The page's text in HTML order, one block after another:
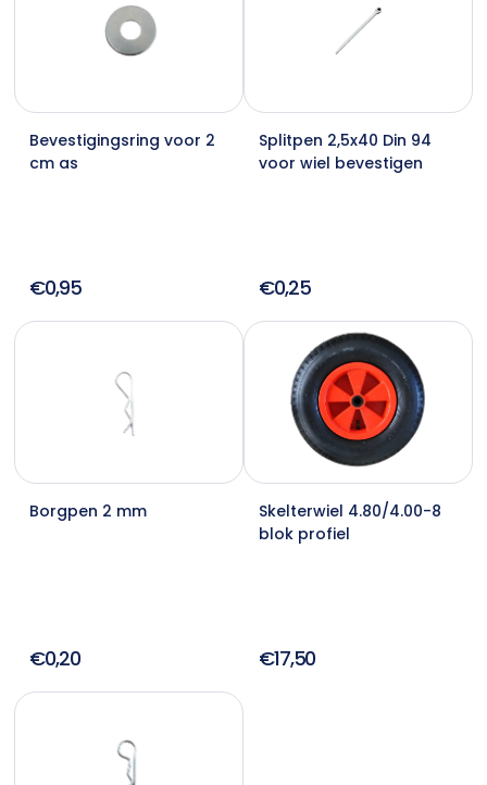
Bevestigingsring voor 2
cm as
€0,95
Splitpen 2,5x40 Din 94
voor wiel bevestigen
€0,25
Borgpen 2 mm
€0,20
Skelterwiel 4.80/4.00-8
blok profiel
€17,50